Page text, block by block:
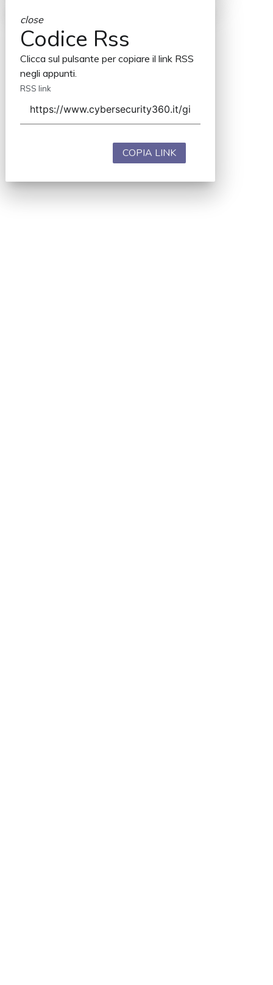
close
Codice Rss
Clicca sul pulsante per copiare il link RSS
negli appunti.
RSS link
COPIA LINK